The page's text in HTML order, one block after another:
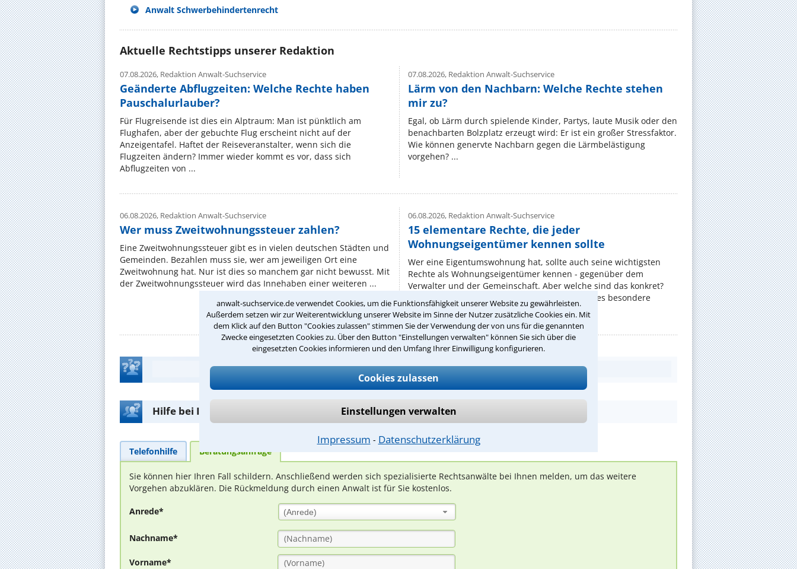
anwalt-suchservice.de verwendet Cookies, um die Funktionsfähigkeit unserer Website zu gewährleisten.
Außerdem setzen wir zur Weiterentwicklung unserer Website im Sinne der Nutzer zusätzliche Cookies ein. Mit
dem Klick auf den Button "Cookies zulassen" stimmen Sie der Verwendung der von uns für die genannten
Zwecke eingesetzten Cookies zu. Über den Button "Einstellungen verwalten" können Sie sich über die
eingesetzten Cookies informieren und den Umfang Ihrer Einwilligung konfigurieren.
Cookies zulassen
Einstellungen verwalten
Impressum ⁃ Datenschutzerklärung
Anwalt Schwerbehindertenrecht
Aktuelle Rechtstipps unserer Redaktion
07.08.2026, Redaktion Anwalt-Suchservice
Geänderte Abflugzeiten: Welche Rechte haben
Pauschalurlauber?
Für Flugreisende ist dies ein Alptraum: Man ist pünktlich am
Flughafen, aber der gebuchte Flug erscheint nicht auf der
Anzeigentafel. Haftet der Reiseveranstalter, wenn sich die
Flugzeiten ändern? Immer wieder kommt es vor, dass sich
Abflugzeiten von ...
07.08.2026,Redaktion Anwalt-Suchservice
Lärm von den Nachbarn: Welche Rechte stehen
mir zu?
Egal, ob Lärm durch spielende Kinder, Partys, laute Musik oder den
benachbarten Bolzplatz erzeugt wird: Er ist ein großer Stressfaktor.
Wie können genervte Nachbarn gegen die Lärmbelästigung
vorgehen? ...
06.08.2026, Redaktion Anwalt-Suchservice
Wer muss Zweitwohnungssteuer zahlen?
Eine Zweitwohnungssteuer gibt es in vielen deutschen Städten und
Gemeinden. Bezahlen muss sie, wer am jeweiligen Ort eine
Zweitwohnung hat. Nur ist dies so manchem gar nicht bewusst. Mit
der Zweitwohnungssteuer wird das Innehaben einer weiteren ...
06.08.2026,Redaktion Anwalt-Suchservice
15 elementare Rechte, die jeder
Wohnungseigentümer kennen sollte
Wer eine Eigentumswohnung hat, sollte auch seine wichtigsten
Rechte als Wohnungseigentümer kennen - gegenüber dem
Verwalter und der Gemeinschaft. Aber welche sind das konkret?
Für Wohnungseigentümergemeinschaften gibt es besondere
Regeln, niedergelegt ...
Teste Dein Rechtswissen
Hilfe bei Ihrer Anwaltsuche?
Telefonhilfe Beratungsanfrage
Sie können hier Ihren Fall schildern. Anschließend werden sich spezialisierte Rechtsanwälte bei Ihnen melden, um das weitere
Vorgehen abzuklären. Die Rückmeldung durch einen Anwalt ist für Sie kostenlos.
Anrede* (Anrede)
Nachname*
Vorname*